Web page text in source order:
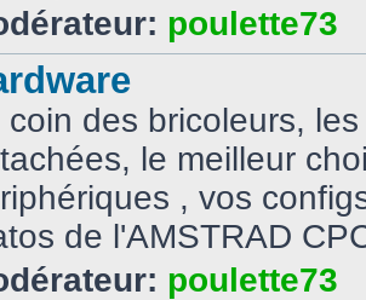
poulette73
coin des bricoleurs,
le meilleur
, vos
de l'AMSTRAD
poulette73